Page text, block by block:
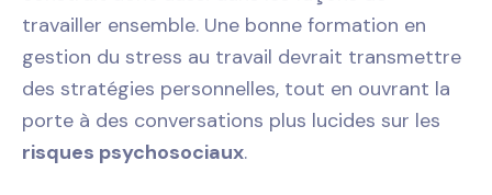
travailler ensemble. Une bonne formation en
gestion du stress au travail devrait transmettre
des stratégies personnelles, tout en ouvrant la
porte à des conversations plus lucides sur les
risques psychosociaux.